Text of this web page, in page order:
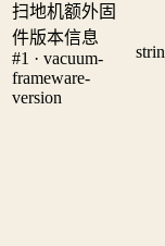
扫地机额外固
件版本信息
#1 · vacuum-
frameware-
version